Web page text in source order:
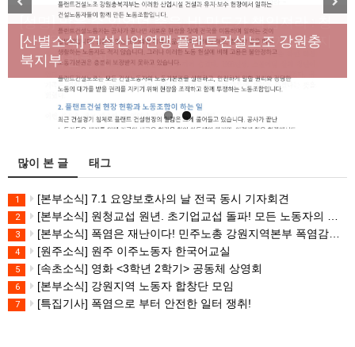
[성명] 막을 수 있었던 죽음, HL만도가 책임져라 : 청
년노동자 사망사고의 철저한 진상규명과 재발방지
대책 마련하라
[산별소식] 건설산업연맹 플랜트건설노조 강원충
북지부
Previous Next
많이 본 글 태그
1 [본부소식] 7.1 요양보호사의 날 전국 동시 기자회견
2 [본부소식] 원청교섭 원년. 초기업교섭 돌파! 모든 노동자의 노동기본권 쟁취! 민주노총 7.15 총파업대회
3 [본부소식] 폭염은 재난이다! 민주노총 강원지역본부 폭염감시단 선포 기자회견
4 [원주소식] 원주 이주노동자 한국어교실
5 [속초소식] 영화 <3학년 2학기> 공동체 상영회
6 [본부소식] 강원지역 노동자 합창단 모임
7 [특집기사] 폭염으로 부터 안전한 일터 쟁취!